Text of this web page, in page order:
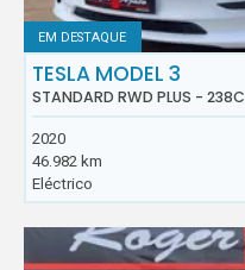
EM DESTAQUE
TESLA MODEL 3
STANDARD RWD PLUS -
2020
46.982 km
Eléctrico